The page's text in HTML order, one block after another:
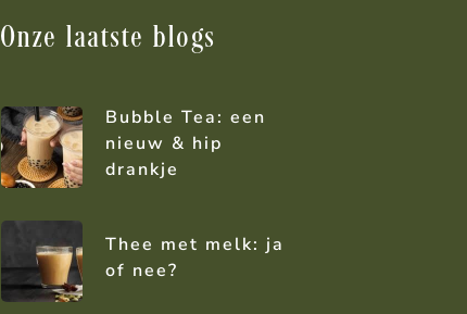
Onze laatste blogs
Bubble Tea: een
nieuw & hip
drankje
Thee met melk: ja
of nee?